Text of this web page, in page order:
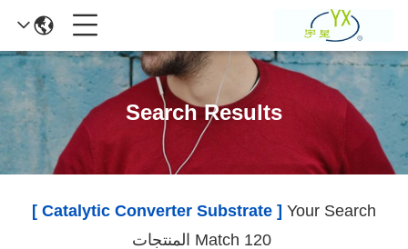
Search Results
Your Search
[ Catalytic Converter Substrate ]